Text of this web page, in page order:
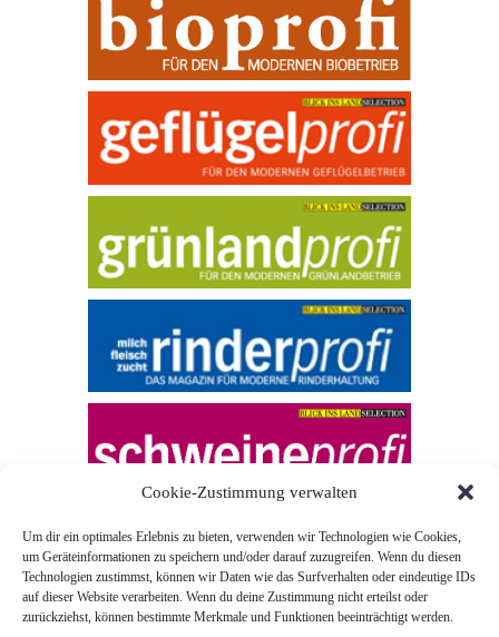
Cookie-Zustimmung verwalten
Um dir ein optimales Erlebnis zu bieten, verwenden wir Technologien wie Cookies,
um Geräteinformationen zu speichern und/oder darauf zuzugreifen. Wenn du diesen
Technologien zustimmst, können wir Daten wie das Surfverhalten oder eindeutige IDs
auf dieser Website verarbeiten. Wenn du deine Zustimmung nicht erteilst oder
zurückziehst, können bestimmte Merkmale und Funktionen beeinträchtigt werden.